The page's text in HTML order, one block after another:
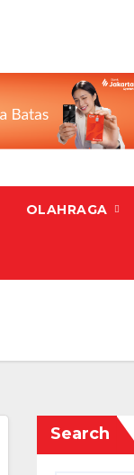
OLAHRAGA
Search